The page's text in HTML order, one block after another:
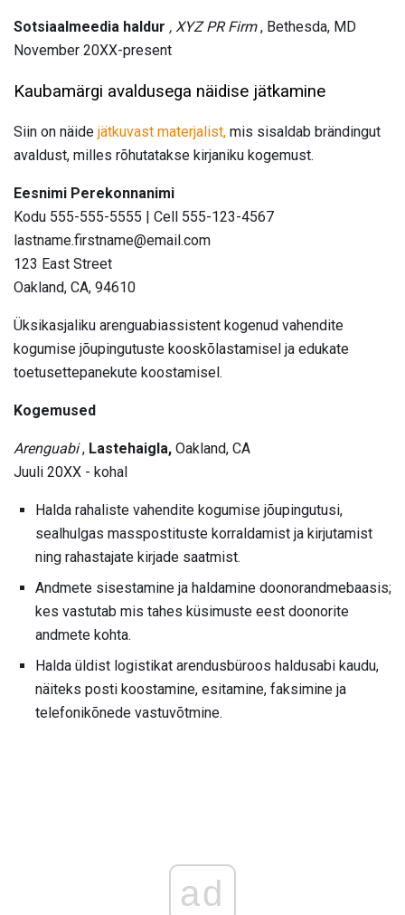
Sotsiaalmeedia haldur , XYZ PR Firm, Bethesda, MD
November 20XX-present
Kaubamärgi avaldusega näidise jätkamine
Siin on näide jätkuvast materjalist, mis sisaldab brändingut
avaldust, milles rõhutatakse kirjaniku kogemust.
Eesnimi Perekonnanimi
Kodu 555-555-5555 | Cell 555-123-4567
lastname.firstname@email.com
123 East Street
Oakland, CA, 94610
Üksikasjaliku arenguabiassistent kogenud vahendite
kogumise jõupingutuste kooskõlastamisel ja edukate
toetusettepanekute koostamisel.
Kogemused
Arenguabi, Lastehaigla, Oakland, CA
Juuli 20XX - kohal
Halda rahaliste vahendite kogumise jõupingutusi,
sealhulgas masspostituste korraldamist ja kirjutamist
ning rahastajate kirjade saatmist.
Andmete sisestamine ja haldamine doonorandmebaasis;
kes vastutab mis tahes küsimuste eest doonorite
andmete kohta.
Halda üldist logistikat arendusbüroos haldusabi kaudu,
näiteks posti koostamine, esitamine, faksimine ja
telefonikõnede vastuvõtmine.
ad